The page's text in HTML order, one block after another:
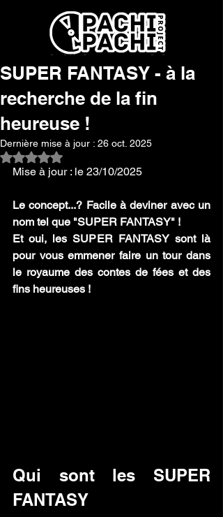
SUPER FANTASY - à la
recherche de la fin
heureuse !
Dernière mise à jour : 26 oct. 2025
Noté NaN étoiles sur 5.
Mise à jour : le 23/10/2025
Le concept...? Facile à deviner avec un
nom tel que "SUPER FANTASY" !
Et oui, les SUPER FANTASY sont là
pour vous emmener faire un tour dans
le royaume des contes de fées et des
fins heureuses !
Qui sont les SUPER
FANTASY